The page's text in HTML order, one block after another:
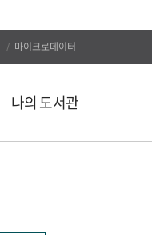
마이크로데이터
나의 도서관
/예약조회